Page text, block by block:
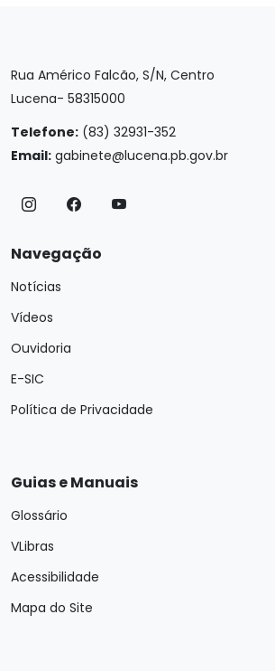
Rua Américo Falcão, S/N, Centro
Lucena- 58315000
Telefone: (83) 32931-352
Email: gabinete@lucena.pb.gov.br
Navegação
Notícias
Vídeos
Ouvidoria
E-SIC
Política de Privacidade
Guias e Manuais
Glossário
VLibras
Acessibilidade
Mapa do Site